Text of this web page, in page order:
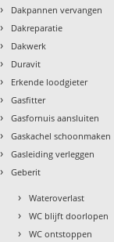
› Dakpannen vervangen
› Dakreparatie
› Dakwerk
› Duravit
› Erkende loodgieter
› Gasfitter
› Gasfornuis aansluiten
› Gaskachel schoonmaken
› Gasleiding verleggen
› Geberit
› Wateroverlast
› WC blijft doorlopen
› WC ontstoppen